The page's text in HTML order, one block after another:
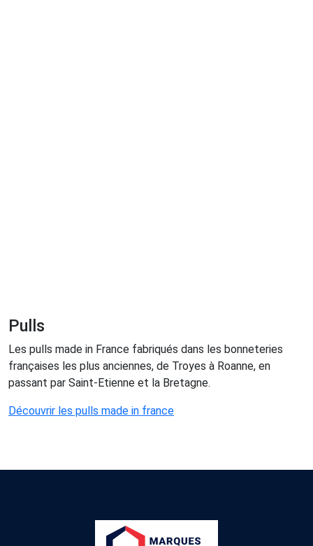
Pulls
Les pulls made in France fabriqués dans les bonneteries
françaises les plus anciennes, de Troyes à Roanne, en
passant par Saint-Etienne et la Bretagne.
Découvrir les pulls made in france